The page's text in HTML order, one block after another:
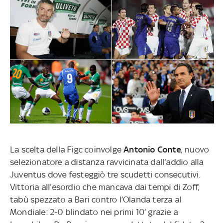
La scelta della Figc coinvolgeAntonio Conte, nuovo
selezionatore a distanza ravvicinata dall’addio alla
Juventus dove festeggiò tre scudetti consecutivi.
Vittoria all’esordio che mancava dai tempi di Zoff,
tabù spezzato a Bari contro l’Olanda terza al
Mondiale: 2-0 blindato nei primi 10’ grazie a